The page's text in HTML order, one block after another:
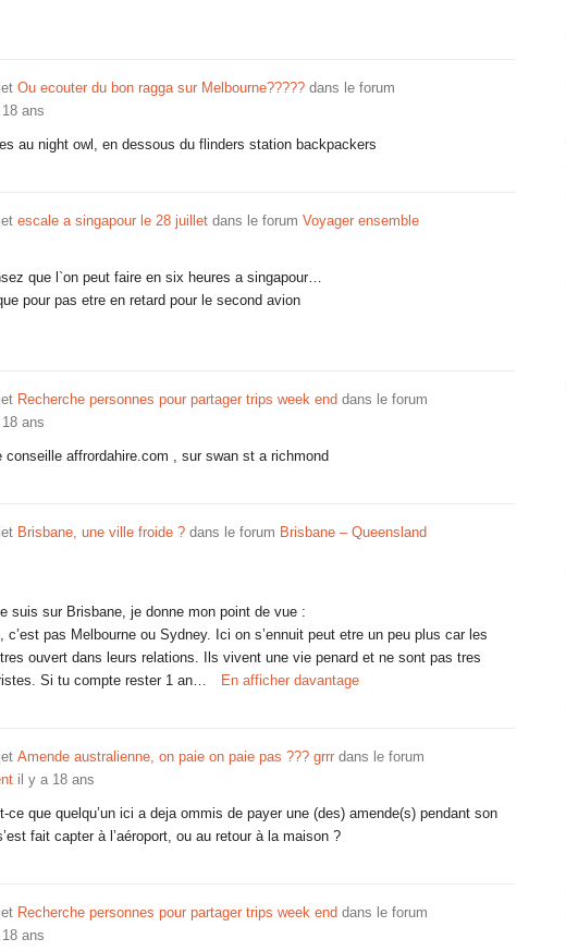
Ou ecouter du bon ragga sur Melbourne????? dans le forum
ans
au night owl, en dessous du flinders station backpackers
escale a singapour le 28 juillet dans le forum Voyager ensemble
que l`on peut faire en six heures a singapour…
pour pas etre en retard pour le second avion
Recherche personnes pour partager trips week end dans le forum
ans
conseille affrordahire.com , sur swan st a richmond
Brisbane, une ville froide ? dans le forum Brisbane – Queensland
suis sur Brisbane, je donne mon point de vue :
pas Melbourne ou Sydney. Ici on s’ennuit peut etre un peu plus car les
ouvert dans leurs relations. Ils vivent une vie penard et ne sont pas tres
Si tu compte rester 1 an…
En afficher davantage
Amende australienne, on paie on paie pas ??? grrr dans le forum
il y a 18 ans
que quelqu’un ici a deja ommis de payer une (des) amende(s) pendant son
fait capter à l’aéroport, ou au retour à la maison ?
Recherche personnes pour partager trips week end dans le forum
ans